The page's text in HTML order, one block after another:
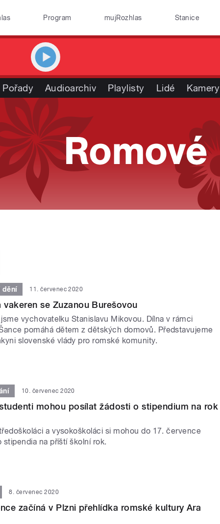
Program mujRozhlas Stanice
Pořady Audioarchiv Playlisty Lidé Kamery
dění 11. červenec 2020
vakeren se Zuzanou Burešovou
vychovatelku Stanislavu Mikovou. Dílna v rámci
pomáhá dětem z dětských domovů. Představujeme
slovenské vlády pro romské komunity.
10. červenec 2020
mohou posílat žádosti o stipendium na rok
a vysokoškoláci si mohou do 17. července
stipendia na příští školní rok.
8. červenec 2020
začíná v Plzni přehlídka romské kultury Ara